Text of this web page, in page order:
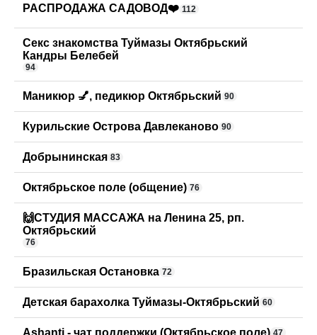
РАСПРОДАЖА САДОВОД❤️ 112
Секс знакомства Туймазы Октябрьский
Кандры Белебей
94
Маникюр 💅, педикюр Октябрьский 90
Курильские Острова Давлеканово 90
Добрынинская 83
Октябрьское поле (общение) 76
🙌СТУДИЯ МАССАЖА на Ленина 25, рп.
Октябрьский
76
Бразильская Остановка 72
Детская барахолка Туймазы-Октябрьский 60
Ashanti - чат поддержки (Октябрьское поле) 47